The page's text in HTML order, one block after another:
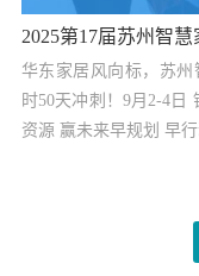
2025第17届苏州智慧
华东家居风向标，苏
时50天冲刺！9月2-4日
资源 赢未来早规划 早行